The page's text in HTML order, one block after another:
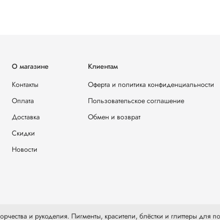
О магазине
Контакты
Оплата
Доставка
Скидки
Новости
Клиентам
Оферта и политика конфиденциальности
Пользовательское соглашение
Обмен и возврат
и рукоделия. Пигменты, красители, блёстки и глиттеры для